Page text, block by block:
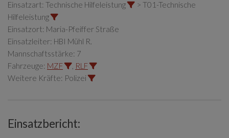
Einsatzart: Technische Hilfeleistung
> T01-Technische
Hilfeleistung
Einsatzort: Maria-Pfeiffer Straße
Einsatzleiter: HBI Mühl R.
Mannschaftsstärke: 7
Fahrzeuge: MZF
RLF
Weitere Kräfte: Polizei
Einsatzbericht: